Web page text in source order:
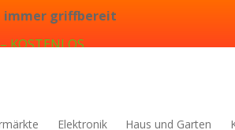
immer griffbereit
KOSTENLOS
Elektronik Haus und Garten